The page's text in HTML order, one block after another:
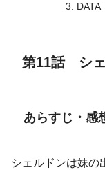
DATA
第11話 シェ
あらすじ・感
シェルドンは妹の